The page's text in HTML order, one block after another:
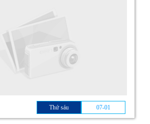
Thứ sáu 07-01